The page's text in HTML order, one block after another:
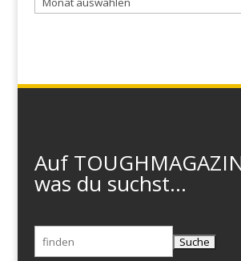
Auf
was du suchst...
Suchen
nach: